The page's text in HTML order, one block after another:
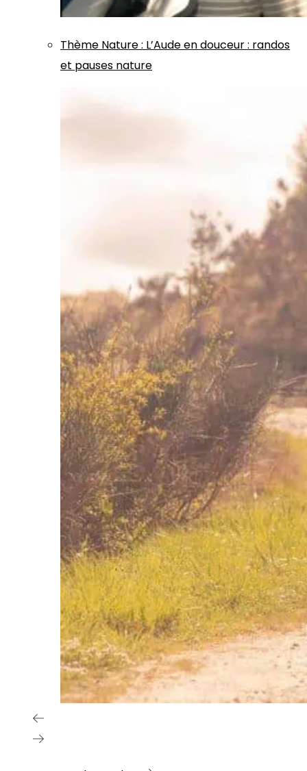
Thème Nature: L’Aude en douceur : randos
et pauses nature